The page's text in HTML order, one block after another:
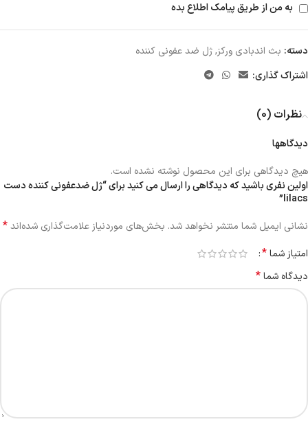
به من از طریق پیامک اطلاع بده
دسته: بث اندبادی ورکز,ژل ضد عفونی کننده
اشتراک گذاری:
نظرات (0)
دیدگاهها
هیچ دیدگاهی برای این محصول نوشته نشده است.
اولین نفری باشید که دیدگاهی را ارسال می کنید برای “ژل ضدعفونی کننده دست
lilacs”
نشانی ایمیل شما منتشر نخواهد شد. بخش‌های موردنیاز علامت‌گذاری شده‌اند*
امتیاز شما*
دیدگاه شما*